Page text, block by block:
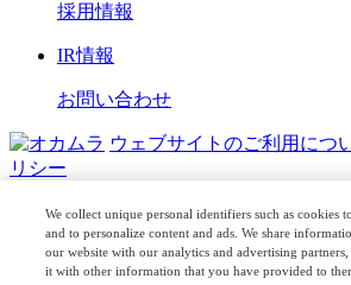
採用情報
IR情報
お問い合わせ
ウェブサイトのご利用につ
リシー
COPYRIGHT © OKAMURA
RESERVED.
日本公式 企業広報
We collect unique personal identifiers such as cookies
and to personalize content and ads. We share
our website with our analytics and advertising
it with other information that you have provided to